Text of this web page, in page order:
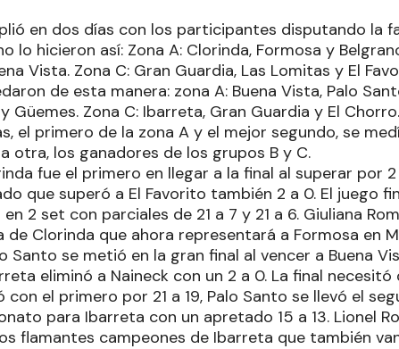
en dos días con los participantes disputando la
lo hicieron así: Zona A: Clorinda, Formosa y
Vista. Zona C: Gran Guardia, Las Lomitas y El
de esta manera: zona A: Buena Vista, Palo
Güemes. Zona C: Ibarreta, Gran Guardia y El Chorro.
el primero de la zona A y el mejor segundo, se
otra, los ganadores de los grupos B y C.
fue el primero en llegar a la final al superar por
que superó a El Favorito también 2 a 0. El juego
2 set con parciales de 21 a 7 y 21 a 6. Giuliana
Clorinda que ahora representará a Formosa en
Santo se metió en la gran final al vencer a Buena
eliminó a Naineck con un 2 a 0. La final
el primero por 21 a 19, Palo Santo se llevó el
para Ibarreta con un apretado 15 a 13. Lionel
flamantes campeones de Ibarreta que también